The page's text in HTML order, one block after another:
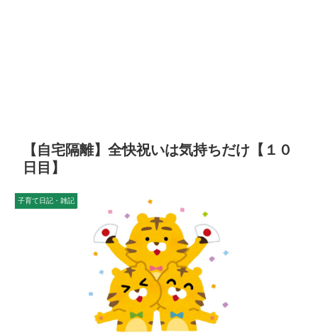
【自宅隔離】全快祝いは気持ちだけ【１０
日目】
子育て日記・雑記